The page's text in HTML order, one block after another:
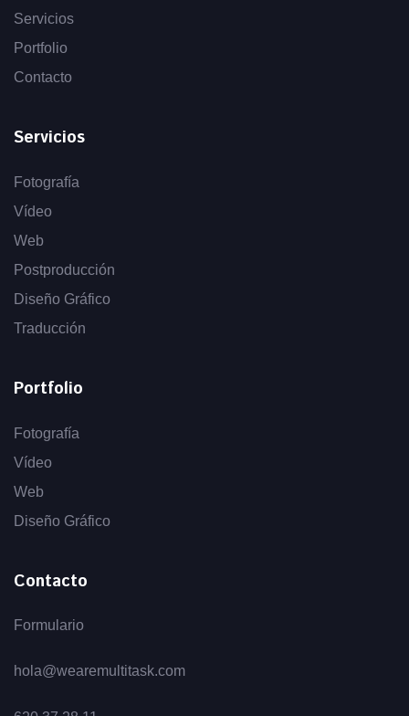
Servicios
Portfolio
Contacto
Servicios
Fotografía
Vídeo
Web
Postproducción
Diseño Gráfico
Traducción
Portfolio
Fotografía
Vídeo
Web
Diseño Gráfico
Contacto
Formulario
hola@wearemultitask.com